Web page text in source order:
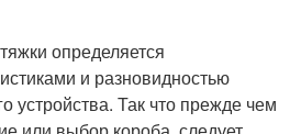
определяется
и разновидностью
устройства. Так что прежде чем